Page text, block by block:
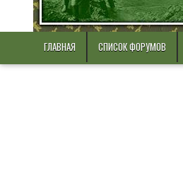
ГЛАВНАЯ СПИСОК ФОРУМОВ